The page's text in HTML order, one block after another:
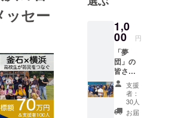
ホテルで
きてか
、９時に
「横浜総
高校
力しなが
しま
感謝致し
げで私た
支援額75
名以上を達
ました。
、5日に向
ッセー
年退職。よ
こはまユー
スで事業企
画課長在職
時に関わっ
た「３・１
１を振り
返って」で
知り合った
1,0
00 円
「夢
団」の
皆さん
からお
礼の
メッ
セージ
支援
者：
30人
お届